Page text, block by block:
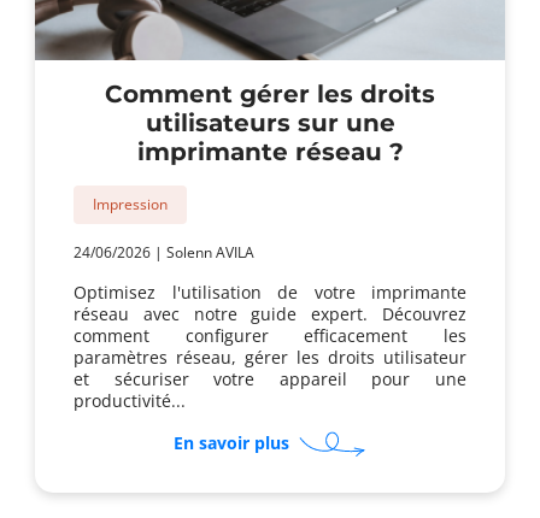
Comment gérer les droits
utilisateurs sur une
imprimante réseau ?
Impression
24/06/2026 | Solenn AVILA
Optimisez l'utilisation de votre imprimante
réseau avec notre guide expert. Découvrez
comment configurer efficacement les
paramètres réseau, gérer les droits utilisateur
et sécuriser votre appareil pour une
productivité...
En savoir plussur
Comment